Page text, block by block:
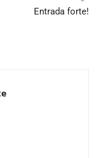
Entrada forte!